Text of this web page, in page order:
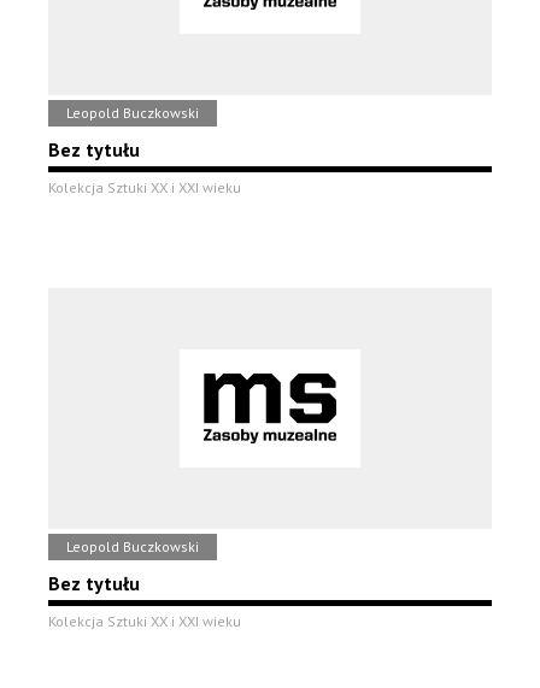
Leopold Buczkowski
Bez tytułu
Kolekcja Sztuki XX i XXI wieku
Leopold Buczkowski
Bez tytułu
Kolekcja Sztuki XX i XXI wieku